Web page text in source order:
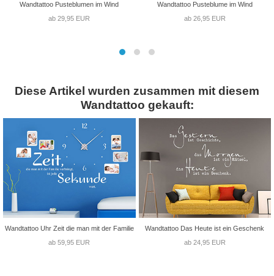
Wandtattoo Pusteblumen im Wind
ab 29,95 EUR
Wandtattoo Pusteblume im Wind
ab 26,95 EUR
Diese Artikel wurden zusammen mit diesem
Wandtattoo gekauft:
Wandtattoo Uhr Zeit die man mit der Familie
ab 59,95 EUR
Wandtattoo Das Heute ist ein Geschenk
ab 24,95 EUR